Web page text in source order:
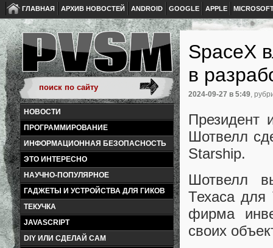
ГЛАВНАЯ АРХИВ НОВОСТЕЙ ANDROID GOOGLE APPLE
НОВОСТИ
ПРОГРАММИРОВАНИЕ
ИНФОРМАЦИОННАЯ БЕЗОПАСНОСТЬ
ЭТО ИНТЕРЕСНО
НАУЧНО-ПОПУЛЯРНОЕ
ГАДЖЕТЫ И УСТРОЙСТВА ДЛЯ ГИКОВ
ТЕКУЧКА
JAVASCRIPT
DIY ИЛИ СДЕЛАЙ САМ
SpaceX
в
2024-09-27 в 5:49,
Президент
Шотвелл
Starship.
Шотвелл
Техаса для
фирма
своих